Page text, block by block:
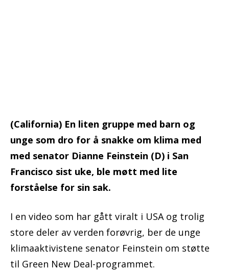
(California) En liten gruppe med barn og
unge som dro for å snakke om klima med
med senator Dianne Feinstein (D) i San
Francisco sist uke, ble møtt med lite
forståelse for sin sak.
I en video som har gått viralt i USA og trolig
store deler av verden forøvrig, ber de unge
klimaaktivistene senator Feinstein om støtte
til Green New Deal-programmet.